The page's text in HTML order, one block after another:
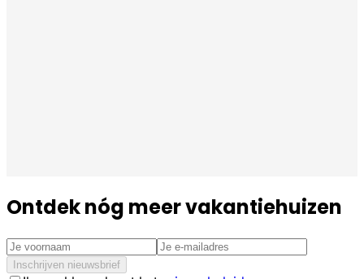
Ontdek nóg meer vakantiehuizen
Inschrijven nieuwsbrief